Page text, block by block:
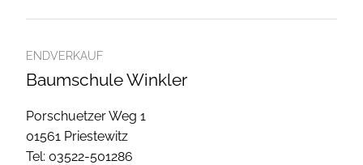
ENDVERKAUF
Baumschule Winkler
Porschuetzer Weg 1
01561 Priestewitz
Tel: 03522-501286